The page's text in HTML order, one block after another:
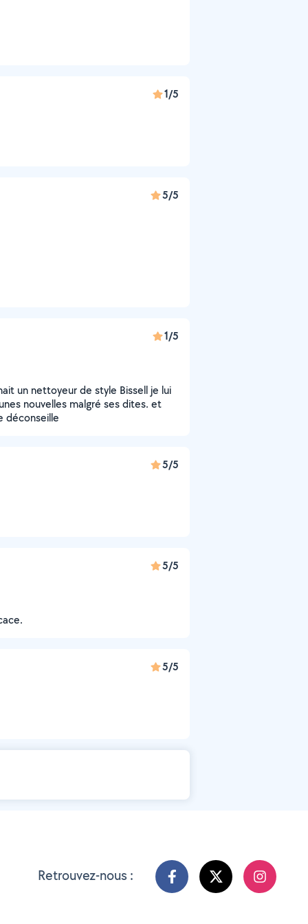
1/5
5/5
1/5
un nettoyeur de style Bissell je lui
nouvelles malgré ses dites. et
déconseille
5/5
5/5
5/5
Retrouvez-nous :